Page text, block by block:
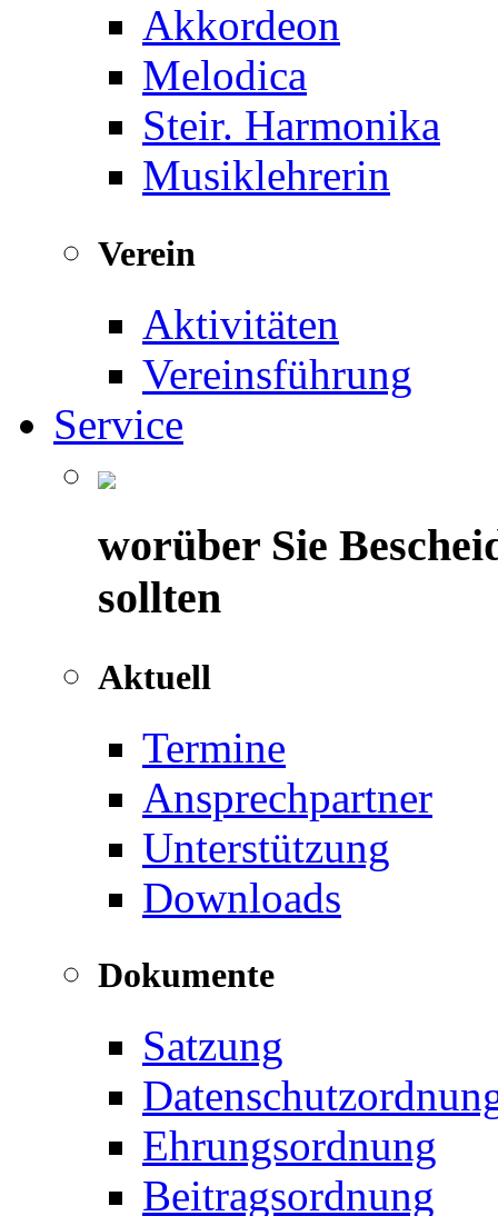
Akkordeon
Melodica
Steir. Harmonika
Musiklehrerin
Verein
Aktivitäten
Vereinsführung
Service
worüber Sie
sollten
Aktuell
Termine
Ansprechpartner
Unterstützung
Downloads
Dokumente
Satzung
Ehrungsordnung
Beitragsordnung